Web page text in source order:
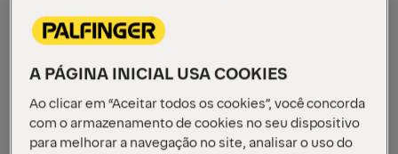
Forestal - On Road
A PÁGINA INICIAL USA COOKIES
Ao clicar em “Aceitar todos os cookies”, você concorda
com o armazenamento de cookies no seu dispositivo
para melhorar a navegação no site, analisar o uso do